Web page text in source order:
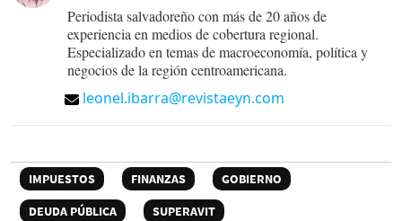
Periodista salvadoreño con más de 20 años de
experiencia en medios de cobertura regional.
Especializado en temas de macroeconomía, política y
negocios de la región centroamericana.
leonel.ibarra@revistaeyn.com
IMPUESTOS FINANZAS
GOBIERNO
DEUDA PÚBLICA
SUPERAVIT